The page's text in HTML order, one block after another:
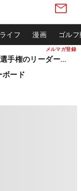
メルマガ登録
ライフ 漫画 ゴル
松山英樹ら出場 ウィンダム選手権のリーダーボード
ード